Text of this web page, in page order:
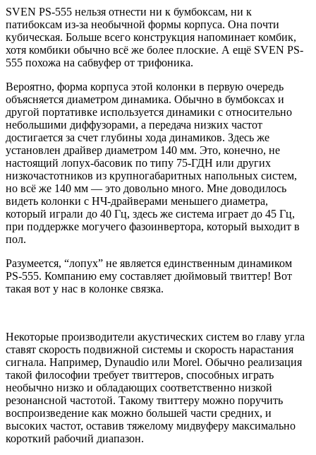
SVEN PS-555 нельзя отнести ни к бумбоксам, ни к
патибоксам из-за необычной формы корпуса. Она почти
кубическая. Больше всего конструкция напоминает комбик,
хотя комбики обычно всё же более плоские. А ещё SVEN PS-
555 похожа на сабвуфер от трифоника.
Вероятно, форма корпуса этой колонки в первую очередь
объясняется диаметром динамика. Обычно в бумбоксах и
другой портативке используется динамики с относительно
небольшими диффузорами, а передача низких частот
достигается за счет глубины хода динамиков. Здесь же
установлен драйвер диаметром 140 мм. Это, конечно, не
настоящий лопух-басовик по типу 75-ГДН или других
низкочастотников из крупногабаритных напольных систем,
но всё же 140 мм — это довольно много. Мне доводилось
видеть колонки с НЧ-драйверами меньшего диаметра,
который играли до 40 Гц, здесь же система играет до 45 Гц,
при поддержке могучего фазоинвертора, который выходит в
пол.
Разумеется, “лопух” не является единственным динамиком
PS-555. Компанию ему составляет дюймовый твиттер! Вот
такая вот у нас в колонке связка.
Некоторые производители акустических систем во главу угла
ставят скорость подвижной системы и скорость нарастания
сигнала. Например, Dynaudio или Morel. Обычно реализация
такой философии требует твиттеров, способных играть
необычно низко и обладающих соответственно низкой
резонансной частотой. Такому твиттеру можно поручить
воспроизведение как можно большей части средних, и
высоких частот, оставив тяжелому мидвуферу максимально
короткий рабочий диапазон.